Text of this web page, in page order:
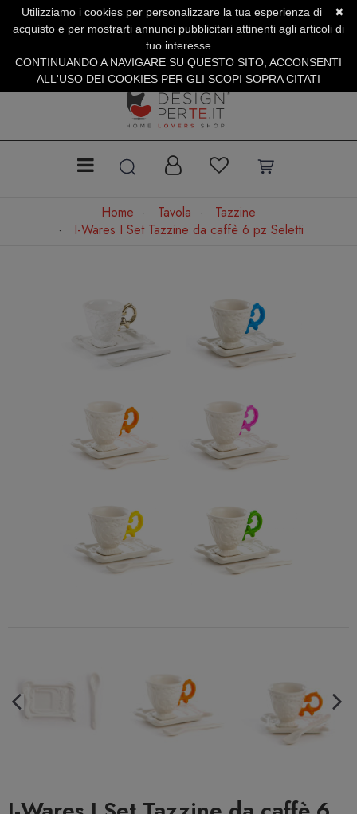
SERVIZIO CLIENTI +39.0773.470.562
SUMMER SALES | Fino al 40% di Sconto
Home Tavola
Tazzine
I-Wares I Set Tazzine da caffè 6 pz Seletti
✖
Utilizziamo i cookies per personalizzare la tua esperienza di
acquisto e per mostrarti annunci pubblicitari attinenti agli articoli di
tuo interesse
CONTINUANDO A NAVIGARE SU QUESTO SITO, ACCONSENTI
ALL'USO DEI COOKIES PER GLI SCOPI SOPRA CITATI